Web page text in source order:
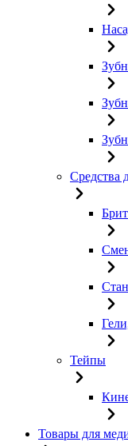
Средства
Тейпы
Товары для